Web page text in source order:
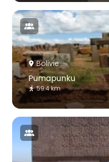
Bolivie
Pumapunku
59.4 km